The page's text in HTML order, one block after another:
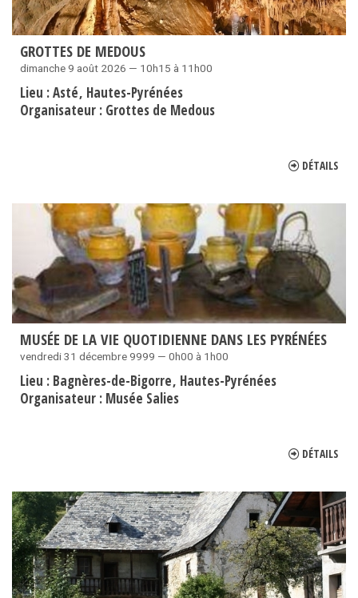
GROTTES DE MEDOUS
dimanche 9 août 2026 — 10h15 à 11h00
Lieu :Asté Hautes-Pyrénées
Organisateur : Grottes de Medous
DÉTAILS
MUSÉE DE LA VIE QUOTIDIENNE DANS LES PYRÉNÉES
vendredi 31 décembre 9999 — 0h00 à 1h00
Lieu : Bagnères-de-Bigorre Hautes-Pyrénées
Organisateur : Musée Salies
DÉTAILS